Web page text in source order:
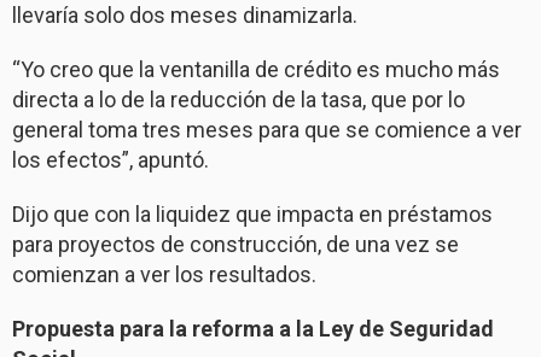
llevaría solo dos meses dinamizarla.
“Yo creo que la ventanilla de crédito es mucho más
directa a lo de la reducción de la tasa, que por lo
general toma tres meses para que se comience a ver
los efectos”, apuntó.
Dijo que con la liquidez que impacta en préstamos
para proyectos de construcción, de una vez se
comienzan a ver los resultados.
Propuesta para la reforma a la Ley de Seguridad